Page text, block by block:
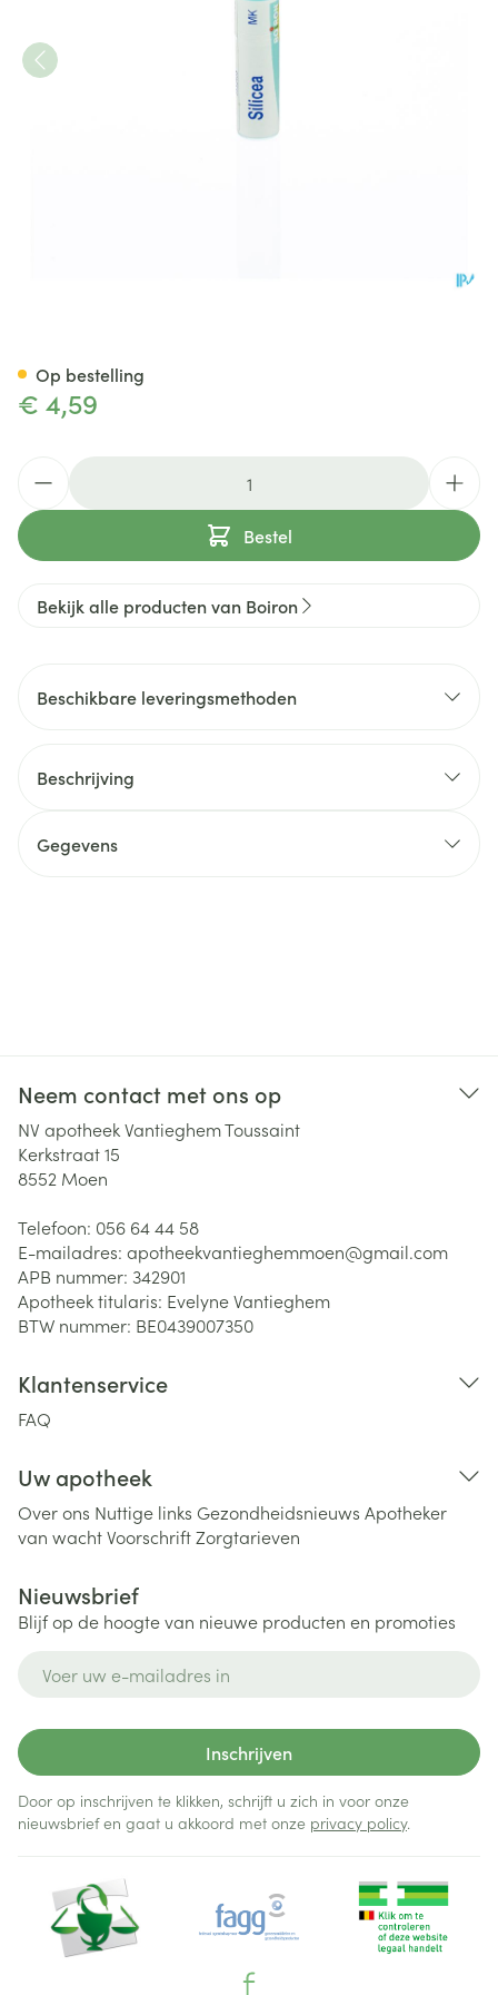
€ 4,59
Bestel
Op bestelling
Bekijk alle producten van Boiron
Beschikbare leveringsmethoden
Beschrijving
Gegevens
Neem contact met ons op
NV apotheek Vantieghem Toussaint
Kerkstraat 15
8552 Moen
Telefoon: 056 64 44 58
E-mailadres: apotheekvantieghemmoen@gmail.com
APB nummer: 342901
Apotheek titularis: Evelyne Vantieghem
BTW nummer: BE0439007350
Klantenservice
FAQ
Uw apotheek
Over ons Nuttige links Gezondheidsnieuws Apotheker
van wachtVoorschriftZorgtarieven
Nieuwsbrief
Blijf op de hoogte van nieuwe producten en promoties
Inschrijven
Door op inschrijven te klikken, schrijft u zich in voor onze
nieuwsbrief en gaat u akkoord met onze privacy policy.